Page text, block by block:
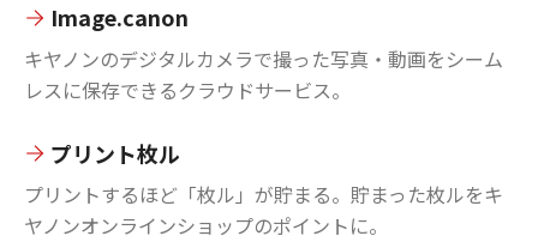
Image.canon
キヤノンのデジタルカメラで撮った写真・動画をシーム
レスに保存できるクラウドサービス。
プリント枚ル
プリントするほど「枚ル」が貯まる。貯まった枚ルをキ
ヤノンオンラインショップのポイントに。